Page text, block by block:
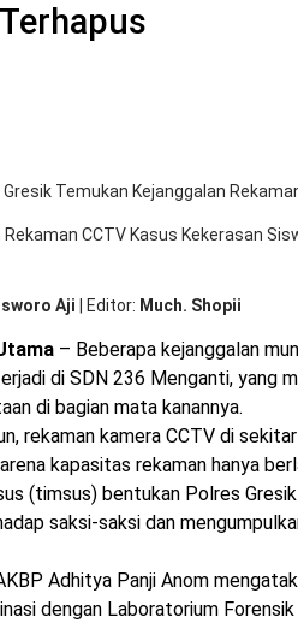
Temukan Kejanggalan
Aji Editor Much. Shopii
– Beberapa kejanggalan
di SDN 236 Menganti, yang
di bagian mata kanannya.
rekaman kamera CCTV di
kapasitas rekaman hanya
(timsus) bentukan Polres
saksi-saksi dan
Adhitya Panji Anom
dengan Laboratorium